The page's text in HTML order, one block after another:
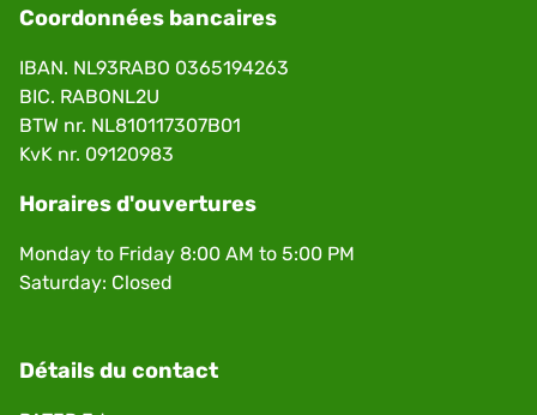
Coordonnées bancaires
IBAN. NL93RABO 0365194263
BIC. RABONL2U
BTW nr. NL810117307B01
KvK nr. 09120983
Horaires d'ouvertures
Monday to Friday 8:00 AM to 5:00 PM
Saturday: Closed
Détails du contact